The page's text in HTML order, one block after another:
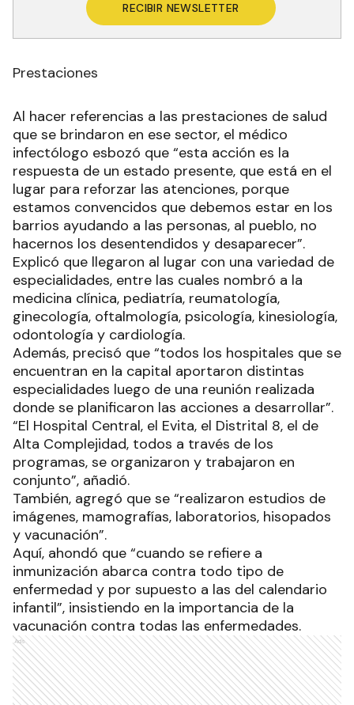
RECIBIR NEWSLETTER
Prestaciones
Al hacer referencias a las prestaciones de salud
que se brindaron en ese sector, el médico
infectólogo esbozó que “esta acción es la
respuesta de un estado presente, que está en el
lugar para reforzar las atenciones, porque
estamos convencidos que debemos estar en los
barrios ayudando a las personas, al pueblo, no
hacernos los desentendidos y desaparecer”.
Explicó que llegaron al lugar con una variedad de
especialidades, entre las cuales nombró a la
medicina clínica, pediatría, reumatología,
ginecología, oftalmología, psicología, kinesiología,
odontología y cardiología.
Además, precisó que “todos los hospitales que se
encuentran en la capital aportaron distintas
especialidades luego de una reunión realizada
donde se planificaron las acciones a desarrollar”.
“El Hospital Central, el Evita, el Distrital 8, el de
Alta Complejidad, todos a través de los
programas, se organizaron y trabajaron en
conjunto”, añadió.
También, agregó que se “realizaron estudios de
imágenes, mamografías, laboratorios, hisopados
y vacunación”.
Aquí, ahondó que “cuando se refiere a
inmunización abarca contra todo tipo de
enfermedad y por supuesto a las del calendario
infantil”, insistiendo en la importancia de la
vacunación contra todas las enfermedades.
Ads